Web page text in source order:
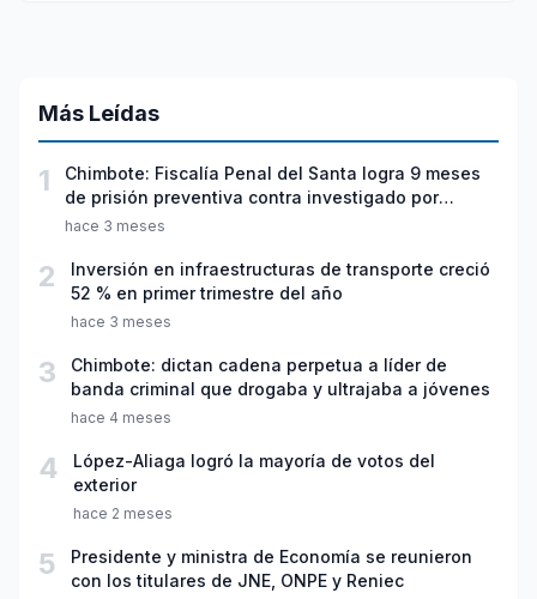
Más Leídas
1
Chimbote: Fiscalía Penal del Santa logra 9 meses
de prisión preventiva contra investigado por
violación sexual y tentativa de feminicidio
hace 3 meses
2
Inversión en infraestructuras de transporte creció
52 % en primer trimestre del año
hace 3 meses
3
Chimbote: dictan cadena perpetua a líder de
banda criminal que drogaba y ultrajaba a jóvenes
hace 4 meses
4
López-Aliaga logró la mayoría de votos del
exterior
hace 2 meses
5
Presidente y ministra de Economía se reunieron
con los titulares de JNE, ONPE y Reniec